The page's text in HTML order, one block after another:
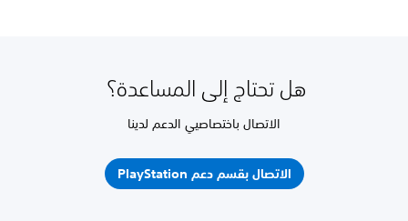
هل تحتاج إلى المساعدة؟
الاتصال باختصاصيي الدعم لدينا
الاتصال بقسم دعم PlayStation